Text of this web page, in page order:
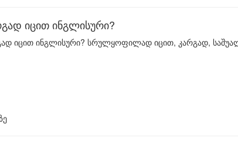
იცით ინგლისური?
იცით ინგლისური? სრულყოფილად იცით, კარგად,